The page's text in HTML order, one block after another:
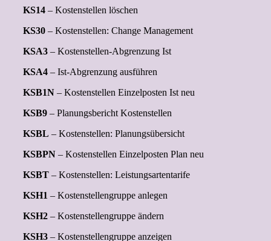
KS14 – Kostenstellen löschen
KS30 – Kostenstellen: Change Management
KSA3 – Kostenstellen-Abgrenzung Ist
KSA4 – Ist-Abgrenzung ausführen
KSB1N – Kostenstellen Einzelposten Ist neu
KSB9 – Planungsbericht Kostenstellen
KSBL – Kostenstellen: Planungsübersicht
KSBPN – Kostenstellen Einzelposten Plan neu
KSBT – Kostenstellen: Leistungsartentarife
KSH1 – Kostenstellengruppe anlegen
KSH2 – Kostenstellengruppe ändern
KSH3 – Kostenstellengruppe anzeigen